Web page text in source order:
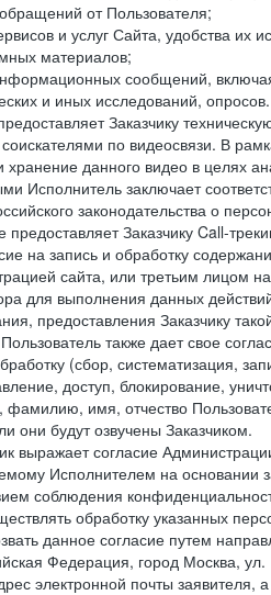
от Пользователя;
и услуг Сайта, удобства их
материалов;
сообщений,
и иных исследований, опросов.
Заказчику
по видеосвязи. В
данного видео в целях
Исполнитель заключает
законодательства о
Заказчику Call-
на запись и обработку
сайта, или третьим лицом
для выполнения данных
предоставления Заказчику
также дает свое
(сбор, систематизация,
доступ, блокирование,
фамилию, имя, отчество
они будут озвучены Заказчиком.
выражает согласие
Исполнителем на основании
соблюдения
обработку указанных
данное согласие путем
Федерация, город Москва,
электронной почты